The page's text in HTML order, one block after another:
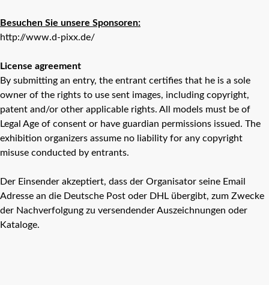
Besuchen Sie unsere Sponsoren:
http://www.d-pixx.de/
License agreement
By submitting an entry, the entrant certifies that he is a sole
owner of the rights to use sent images, including copyright,
patent and/or other applicable rights. All models must be of
Legal Age of consent or have guardian permissions issued. The
exhibition organizers assume no liability for any copyright
misuse conducted by entrants.
Der Einsender akzeptiert, dass der Organisator seine Email
Adresse an die Deutsche Post oder DHL übergibt, zum Zwecke
der Nachverfolgung zu versendender Auszeichnungen oder
Kataloge.